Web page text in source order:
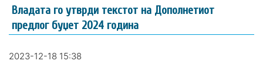
Владата го утврди текстот на Дополнетиот
предлог буџет 2024 година
2023-12-18 15:38